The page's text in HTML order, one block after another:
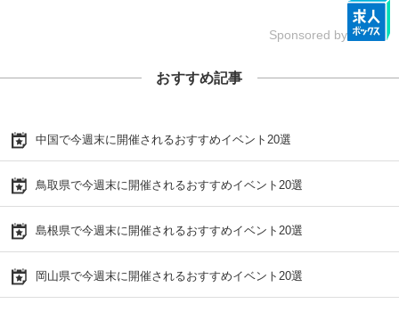
Sponsored by
おすすめ記事
中国で今週末に開催されるおすすめイベント20選
鳥取県で今週末に開催されるおすすめイベント20選
島根県で今週末に開催されるおすすめイベント20選
岡山県で今週末に開催されるおすすめイベント20選